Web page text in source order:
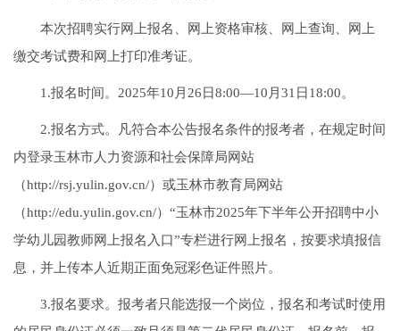
本次招聘实行网上报名、网上资格审核、网上查询、网上
缴交考试费和网上打印准考证。
1.报名时间。2025年10月26日8:00—10月31日18:00。
2.报名方式。凡符合本公告报名条件的报考者，在规定时间
内登录玉林市人力资源和社会保障局网站
（http://rsj.yulin.gov.cn/）或玉林市教育局网站
（http://edu.yulin.gov.cn/）“玉林市2025年下半年公开招聘中小
学幼儿园教师网上报名入口”专栏进行网上报名，按要求填报信
息，并上传本人近期正面免冠彩色证件照片。
3.报名要求。报考者只能选报一个岗位，报名和考试时使用